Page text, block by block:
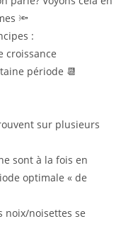
🔦
:
croissance
période 📆
sur plusieurs
sont à la fois en
optimale « de
noix/noisettes se